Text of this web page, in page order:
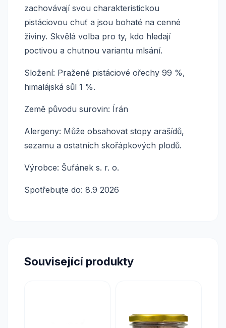
zachovávají svou charakteristickou
pistáciovou chuť a jsou bohaté na cenné
živiny. Skvělá volba pro ty, kdo hledají
poctivou a chutnou variantu mlsání.
Složení: Pražené pistáciové ořechy 99 %,
himalájská sůl 1 %.
Země původu surovin: Írán
Alergeny: Může obsahovat stopy arašídů,
sezamu a ostatních skořápkových plodů.
Výrobce: Šufánek s. r. o.
Spotřebujte do: 8.9 2026
Související produkty